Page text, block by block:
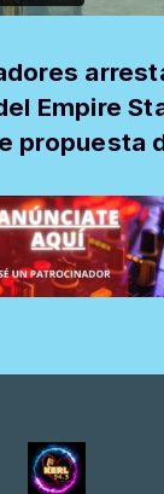
Empire
propuesta